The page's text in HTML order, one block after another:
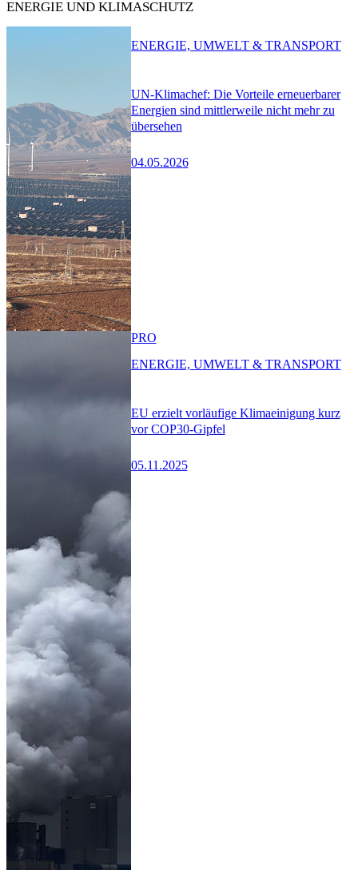
ENERGIE UND KLIMASCHUTZ
UN-Klimachef: Die Vorteile erneuerbarer
Energien sind mittlerweile nicht mehr zu
übersehen
04.05.2026
ENERGIE, UMWELT & TRANSPORT
EU erzielt vorläufige Klimaeinigung kurz
vor COP30-Gipfel
05.11.2025
PRO
ENERGIE, UMWELT & TRANSPORT